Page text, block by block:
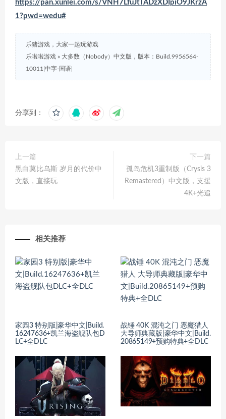
https://pan.xunlei.com/s/VNH7LfuJtTADzXDIpiO9JKrzA
1?pwd=wedu#
乐猪游戏，大家一起玩游戏
乐啦啦游戏 » 大多数（Nobody）中文版，版本：Build.9956564-
10011|中字-国语|
分享到：
上一篇
黑白莫比乌斯 岁月的代价中
文版，直接玩
下一篇
孤岛危机3重制版（Crysis 3
Remastered）中文版，支援
4K+光追
相关推荐
家园3 特别版|豪华中文|Build.
16247636+凯兰海盗舰队包D
LC+全DLC
战锤 40K 混沌之门 恶魔猎人
大导师典藏版|豪华中文|Build.
20865149+预购特典+全DLC